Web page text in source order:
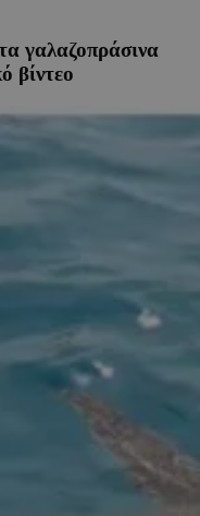
γαλαζοπράσινα
βίντεο